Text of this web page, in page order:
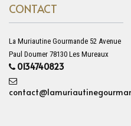
CONTACT
La Muriautine Gourmande 52 Avenue
Paul Doumer 78130 Les Mureaux
0134740823